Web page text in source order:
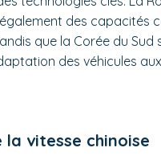
des capacités
que la Corée du Sud
des véhicules
vitesse chinoise